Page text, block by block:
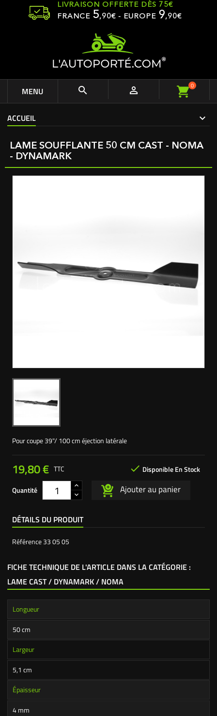
LIVRAISON OFFERTE DÈS 75€
FRANCE 5,90€ - EUROPE 9,90€
MENU   0
ACCUEIL
LAME SOUFFLANTE 50 CM CAST - NOMA
- DYNAMARK
Pour coupe 39"/ 100 cm éjection latérale
19,80 €  Disponible En Stock
TTC
Quantité Ajouter au panier
DÉTAILS DU PRODUIT
Référence33 05 05
FICHE TECHNIQUE DE L'ARTICLE DANS LA CATÉGORIE :
LAME CAST / DYNAMARK / NOMA
Longueur
50 cm
Largeur
5,1 cm
Épaisseur
4 mm